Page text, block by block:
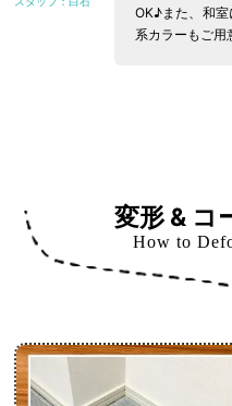
OK♪また、和室
系カラーもご用
変形 & コ
How to